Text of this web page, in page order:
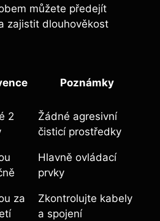
můžete předejít
zajistit dlouhověkost
Poznámky
2
Žádné agresivní
čisticí prostředky
Hlavně ovládací
prvky
za
Zkontrolujte kabely
a spojení